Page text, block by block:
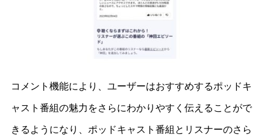
コメント機能により、ユーザーはおすすめするポッドキ
ャスト番組の魅力をさらにわかりやすく伝えることがで
きるようになり、ポッドキャスト番組とリスナーのさら